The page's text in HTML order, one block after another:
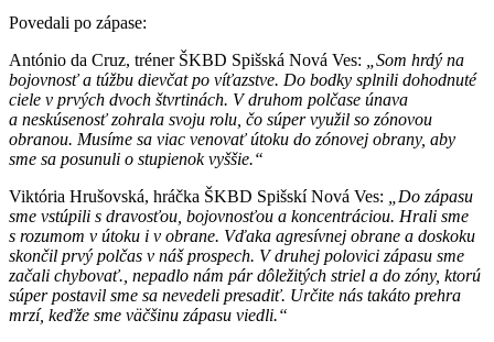
Povedali po zápase:
António da Cruz, tréner ŠKBD Spišská Nová Ves: „Som hrdý na
bojovnosť a túžbu dievčat po víťazstve. Do bodky splnili dohodnuté
ciele v prvých dvoch štvrtinách. V druhom polčase únava
a neskúsenosť zohrala svoju rolu, čo súper využil so zónovou
obranou. Musíme sa viac venovať útoku do zónovej obrany, aby
sme sa posunuli o stupienok vyššie.“
Viktória Hrušovská, hráčka ŠKBD Spišskí Nová Ves: „Do zápasu
sme vstúpili s dravosťou, bojovnosťou a koncentráciou. Hrali sme
s rozumom v útoku i v obrane. Vďaka agresívnej obrane a doskoku
skončil prvý polčas v náš prospech. V druhej polovici zápasu sme
začali chybovať., nepadlo nám pár dôležitých striel a do zóny, ktorú
súper postavil sme sa nevedeli presadiť. Určite nás takáto prehra
mrzí, keďže sme väčšinu zápasu viedli.“